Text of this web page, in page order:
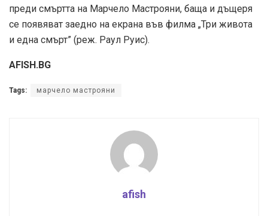
преди смъртта на Марчело Мастрояни, баща и дъщеря
се появяват заедно на екрана във филма „Три живота
и една смърт” (реж. Раул Руис).
AFISH.BG
Tags: марчело мастрояни
afish